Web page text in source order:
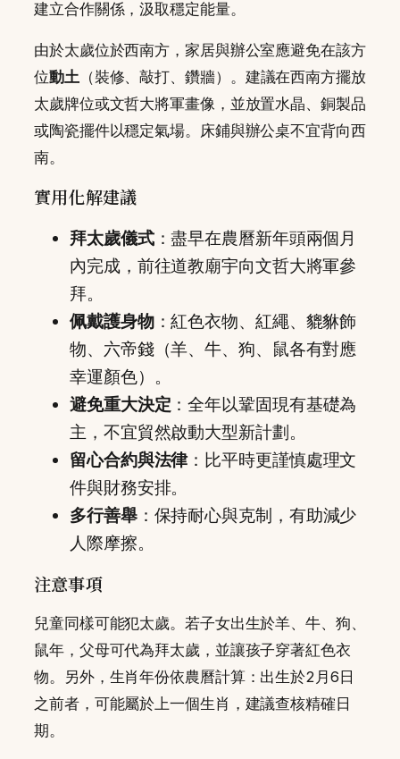
建立合作關係，汲取穩定能量。
由於太歲位於西南方，家居與辦公室應避免在該方
位動土（裝修、敲打、鑽牆）。建議在西南方擺放
太歲牌位或文哲大將軍畫像，並放置水晶、銅製品
或陶瓷擺件以穩定氣場。床鋪與辦公桌不宜背向西
南。
實用化解建議
拜太歲儀式：盡早在農曆新年頭兩個月
內完成，前往道教廟宇向文哲大將軍參
拜。
佩戴護身物：紅色衣物、紅繩、貔貅飾
物、六帝錢（羊、牛、狗、鼠各有對應
幸運顏色）。
避免重大決定 ：全年以鞏固現有基礎為
主，不宜貿然啟動大型新計劃。
留心合約與法律：比平時更謹慎處理文
件與財務安排。
多行善舉：保持耐心與克制，有助減少
人際摩擦。
注意事項
兒童同樣可能犯太歲。若子女出生於羊、牛、狗、
鼠年，父母可代為拜太歲，並讓孩子穿著紅色衣
物。另外，生肖年份依農曆計算：出生於2月6日
之前者，可能屬於上一個生肖，建議查核精確日
期。